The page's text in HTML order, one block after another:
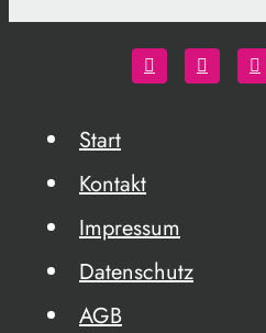
Start
Kontakt
Impressum
Datenschutz
AGB